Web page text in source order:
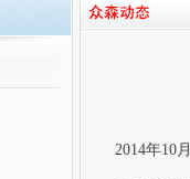
2014年10月